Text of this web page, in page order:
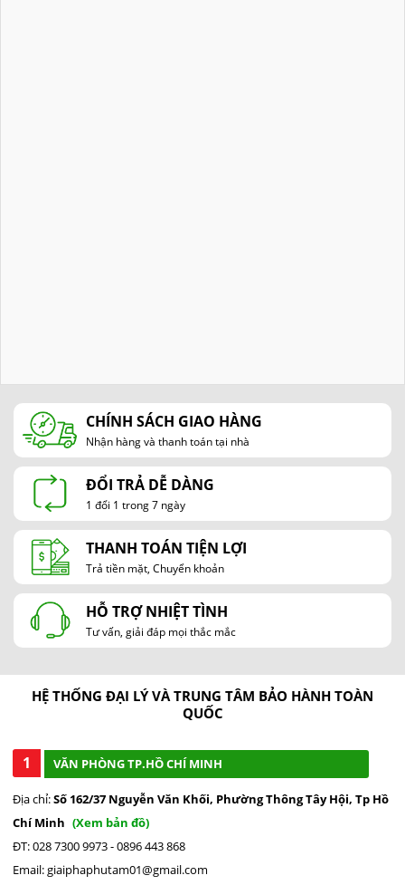
CHÍNH SÁCH GIAO HÀNG
Nhận hàng và thanh toán tại nhà
ĐỔI TRẢ DỄ DÀNG
1 đổi 1 trong 7 ngày
THANH TOÁN TIỆN LỢI
Trả tiền mặt, Chuyển khoản
HỖ TRỢ NHIỆT TÌNH
Tư vấn, giải đáp mọi thắc mắc
HỆ THỐNG ĐẠI LÝ VÀ TRUNG TÂM BẢO HÀNH TOÀN
QUỐC
1 VĂN PHÒNG TP.HỒ CHÍ MINH
Địa chỉ:Số 162/37 Nguyễn Văn Khối, Phường Thông Tây Hội, Tp Hồ
Chí Minh (Xem bản đồ)
ĐT: 028 7300 9973 - 0896 443 868
Email: giaiphaphutam01@gmail.com